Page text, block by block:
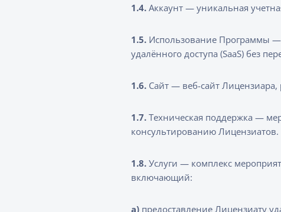
1.4. Аккаунт — уникальная
1.5. Использование Программы
удалённого доступа (SaaS) без
1.6. Сайт — веб-сайт
1.7. Техническая поддержка —
консультированию Лицензиатов.
1.8. Услуги — комплекс
включающий:
а) предоставление Лицензиату